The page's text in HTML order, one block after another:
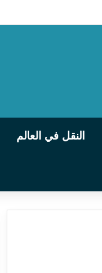
النقل في العالم